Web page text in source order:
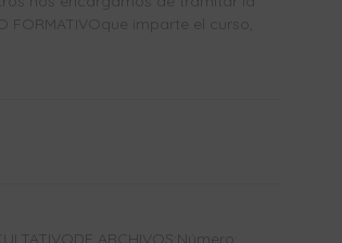
imparte el curso,
ARCHIVOS:Número: